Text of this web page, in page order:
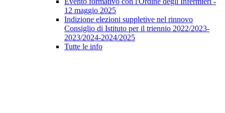
12 maggio 2025
Indizione elezioni suppletive nel rinnovo
Consiglio di Istituto per il triennio 2022/2023-
2023/2024-2024/2025
Tutte le info